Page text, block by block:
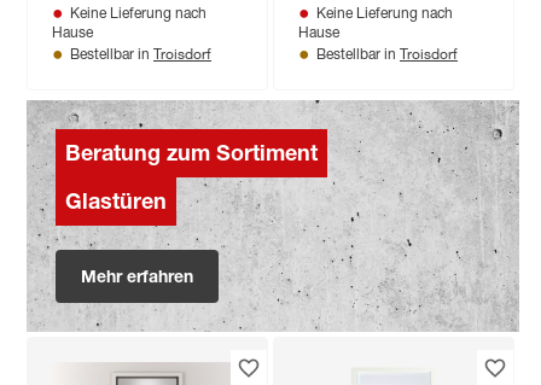
Keine Lieferung nach
Hause
Bestellbar in Troisdorf
Keine Lieferung nach
Hause
Bestellbar in Troisdorf
Beratung zum Sortiment
Glastüren
Mehr erfahren